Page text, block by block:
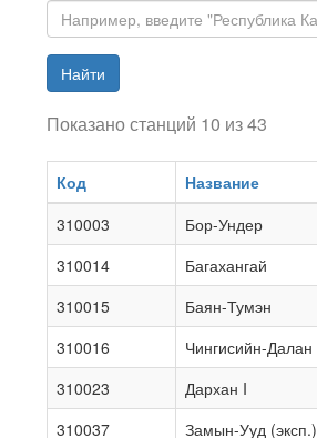
Найти
Показано станций 10 из 43
Код Название
310003
Бор-Ундер
310014
Багахангай
310015
Баян-Тумэн
310016
Чингисийн-Далан
310023
Дархан I
310037
Замын-Ууд (эксп.)